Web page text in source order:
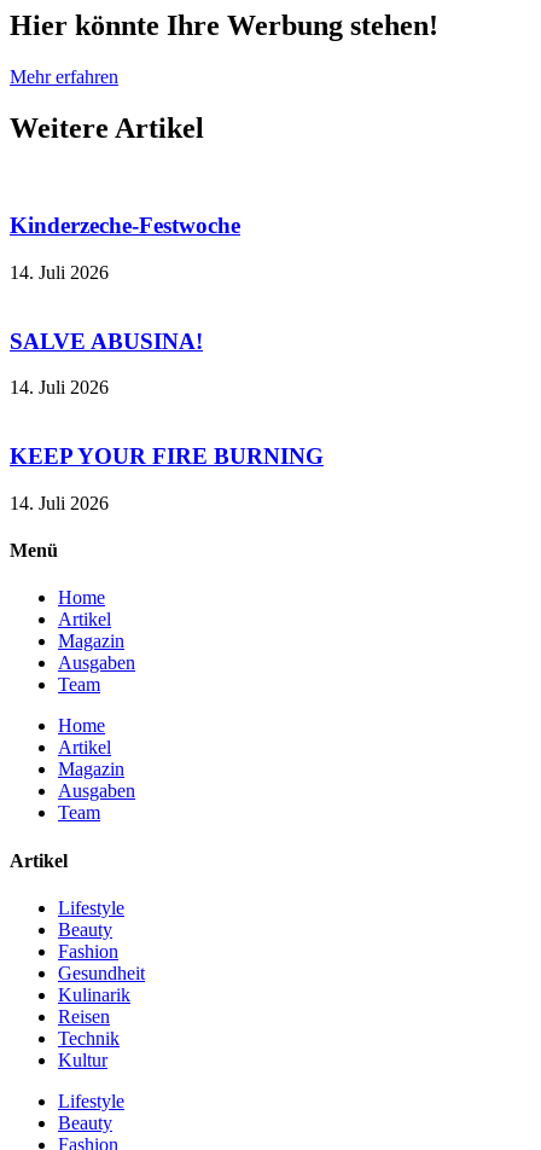
Hier könnte Ihre Werbung stehen!
Mehr erfahren
Weitere Artikel
Kinderzeche-Festwoche
14. Juli 2026
SALVE ABUSINA!
14. Juli 2026
KEEP YOUR FIRE BURNING
14. Juli 2026
Menü
Home
Artikel
Magazin
Ausgaben
Team
Home
Artikel
Magazin
Ausgaben
Team
Artikel
Lifestyle
Beauty
Fashion
Gesundheit
Kulinarik
Reisen
Technik
Kultur
Lifestyle
Beauty
Fashion